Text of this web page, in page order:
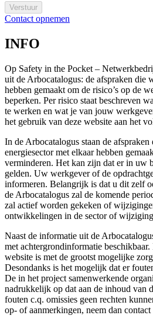
Verstuur
Contact opnemen
INFO
Op Safety in the Pocket –
uit de Arbocatalogus: de afspraken die
hebben gemaakt om de risico’s op de
beperken. Per risico staat beschreven
te werken en wat je van jouw
het gebruik van deze website aan het
In de Arbocatalogus staan de
energiesector met elkaar hebben
verminderen. Het kan zijn dat er in uw
gelden. Uw werkgever of de
informeren. Belangrijk is dat u dit zelf
de Arbocatalogus zal de komende
zal actief worden gekeken of
ontwikkelingen in de sector of
Naast de informatie uit de
met achtergrondinformatie
website is met de grootst mogelijke
Desondanks is het mogelijk dat er
De in het project samenwerkende
nadrukkelijk op dat aan de inhoud van
fouten c.q. omissies geen rechten
op- of aanmerkingen, neem dan